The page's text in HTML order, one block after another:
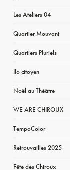
Les Ateliers 04
Quartier Mouvant
Quartiers Pluriels
Ilo citoyen
Noël au Théâtre
WE ARE CHIROUX
TempoColor
Retrouvailles 2025
Fête des Chiroux